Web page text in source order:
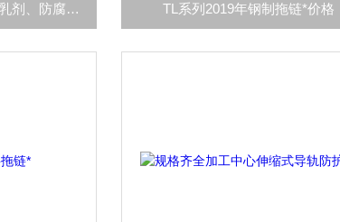
200*600防水、防油、防乳剂、防腐油缸防护罩 TL系列2019年钢制拖链*价格